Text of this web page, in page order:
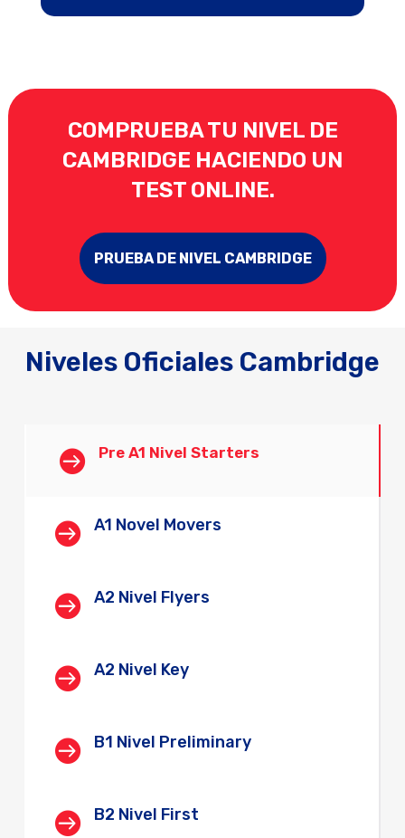
COMPRUEBA TU NIVEL DE
CAMBRIDGE HACIENDO UN
TEST ONLINE.
PRUEBA DE NIVEL CAMBRIDGE
Niveles Oficiales Cambridge
 Pre A1 Nivel Starters
 A1 Novel Movers
 A2 Nivel Flyers
 A2 Nivel Key
 B1 Nivel Preliminary
 B2 Nivel First